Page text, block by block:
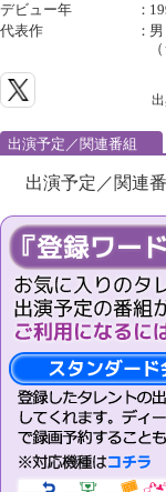
デビュー年
：
代表作
：
出演予定／関連番組
出演予定／関連